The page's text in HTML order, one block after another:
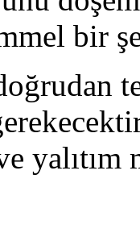
bir